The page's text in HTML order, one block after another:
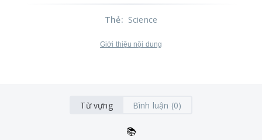
Thẻ: Science
Giới thiệu nội dung
Từ vựng Bình luận (0)
📚